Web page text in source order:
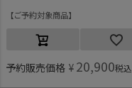
ご予約対象商品
予約販売価格 ¥ 20,900税込